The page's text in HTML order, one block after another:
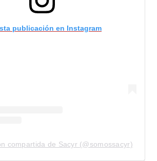
publicación en Instagram
compartida de Sacyr (@somossacyr)